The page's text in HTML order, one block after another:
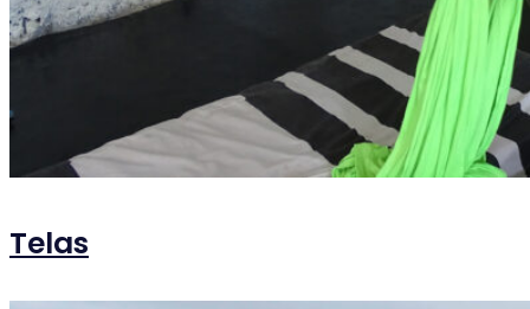
Telas